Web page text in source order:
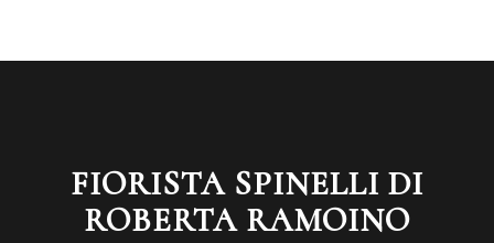
FIORISTA SPINELLI DI
ROBERTA RAMOINO